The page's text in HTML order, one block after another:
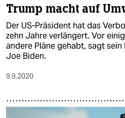
Trump macht auf
Der US-Präsident hat das
zehn Jahre verlängert. Vor
andere Pläne gehabt, sagt
Joe Biden.
9.9.2020